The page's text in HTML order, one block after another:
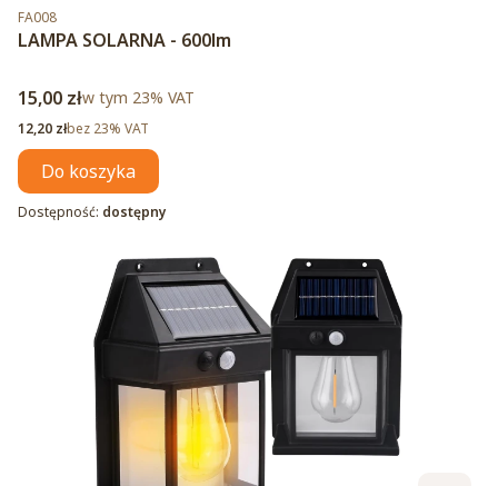
Kod produktu
FA008
LAMPA SOLARNA - 600lm
Cena brutto
15,00 złw tym %s VAT
w tym 23% VAT
Cena netto
12,20 złbez 23% VAT
Do koszyka
Dostępność: dostępny